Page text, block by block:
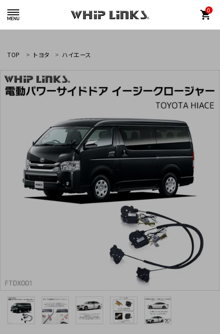
0
shopping_cart
whiplinks@heriantasu.com
048-452-8995
TOP トヨタ ハイエース